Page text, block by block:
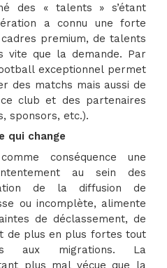
des « talents » s’étant
a connu une forte
premium, de talents
vite que la demande. Par
exceptionnel permet
des matchs mais aussi de
club et des partenaires
sponsors, etc.).
qui change
conséquence une
au sein des
de la diffusion de
ou incomplète, alimente
de déclassement, de
de plus en plus fortes tout
aux migrations. La
plus mal vécue que la